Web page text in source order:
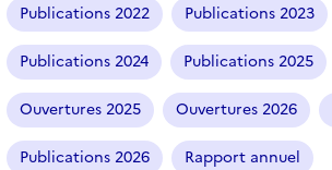
t
i
c
l
e
s
Publications 2022 Publications 2023
Publications 2024 Publications 2025
Ouvertures 2025 Ouvertures 2026
Publications 2026 Rapport annuel